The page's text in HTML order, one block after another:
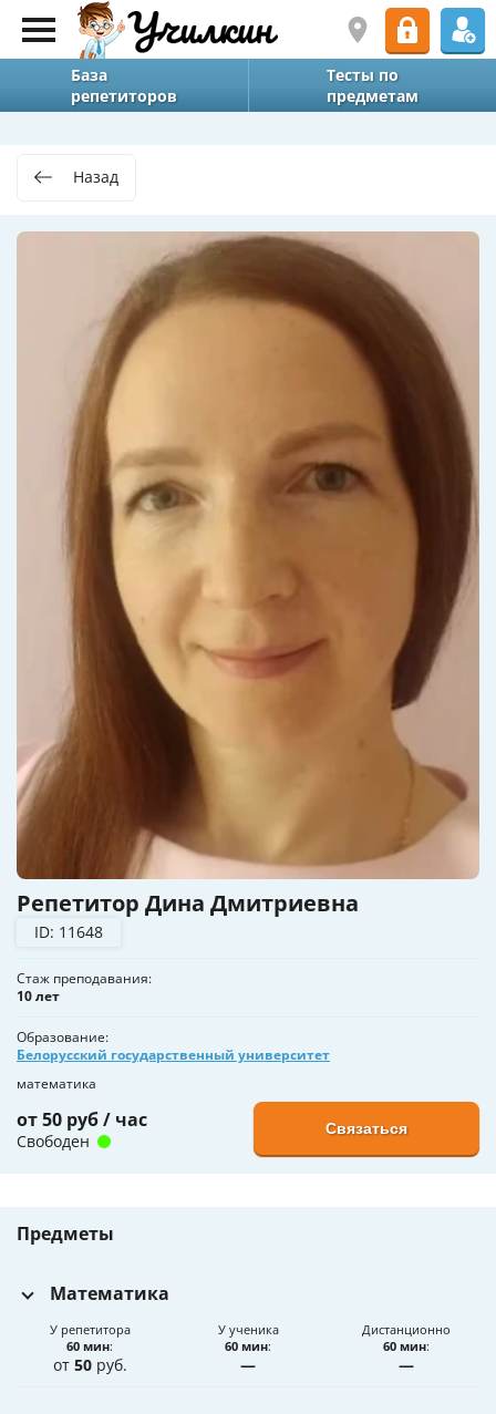
База
репетиторов
Тесты по
предметам
Назад
Репетитор Дина Дмитриевна
ID: 11648
Стаж преподавания
10 лет
Образование
Белорусский государственный университет
математика
от 50 руб / час
Свободен
Связаться
Предметы
Математика
У репетитора
60 мин:
от 50руб.
У ученика
60 мин:
—
Дистанционно
60 мин:
—